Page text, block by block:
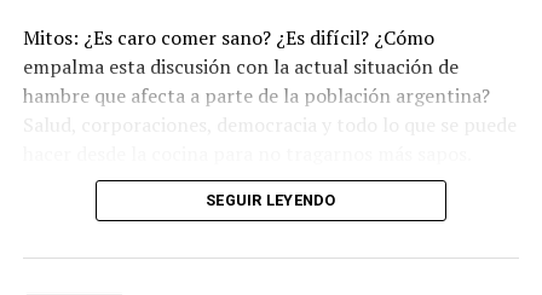
Mitos: ¿Es caro comer sano? ¿Es difícil? ¿Cómo
empalma esta discusión con la actual situación de
hambre que afecta a parte de la población argentina?
Salud, corporaciones, democracia y todo lo que se puede
(Escuchá el programa completo).
SEGUIR LEYENDO